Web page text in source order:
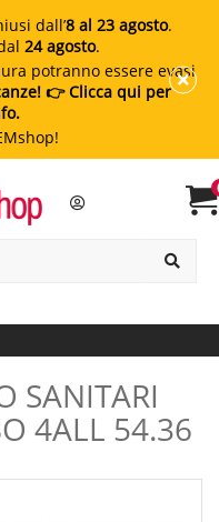
dall’8 al 23 agosto.
24 agosto.
potranno essere evasi
👉 Clicca qui per
4ALL 54.36